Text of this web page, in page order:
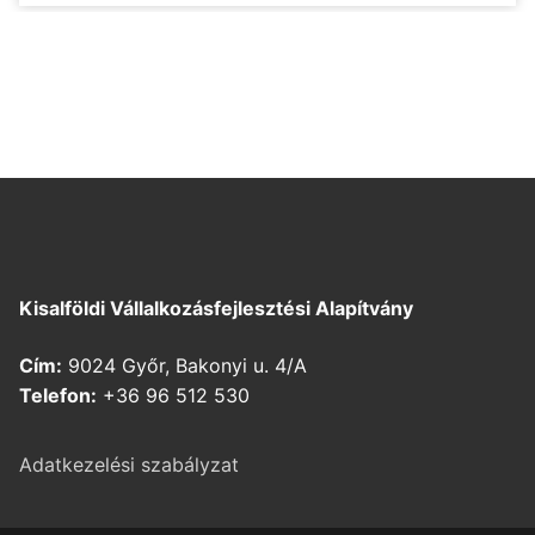
Kisalföldi Vállalkozásfejlesztési Alapítvány
Cím: 9024 Győr, Bakonyi u. 4/A
Telefon: +36 96 512 530
Adatkezelési szabályzat